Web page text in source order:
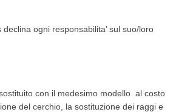
ogni responsabilita’ sul suo/loro
con il medesimo modello al costo
del cerchio, la sostituzione dei raggi e